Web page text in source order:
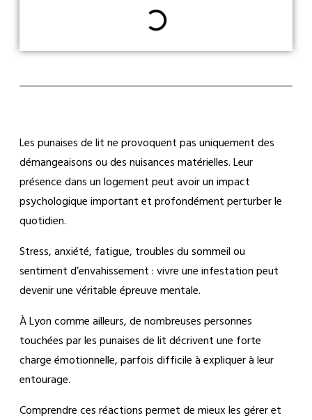
Les punaises de lit ne provoquent pas uniquement des
démangeaisons ou des nuisances matérielles. Leur
présence dans un logement peut avoir un impact
psychologique important et profondément perturber le
quotidien.
Stress, anxiété, fatigue, troubles du sommeil ou
sentiment d’envahissement : vivre une infestation peut
devenir une véritable épreuve mentale.
À Lyon comme ailleurs, de nombreuses personnes
touchées par les punaises de lit décrivent une forte
charge émotionnelle, parfois difficile à expliquer à leur
entourage.
Comprendre ces réactions permet de mieux les gérer et